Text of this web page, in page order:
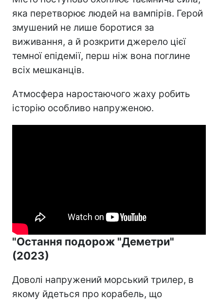
яка перетворює людей на вампірів. Герой
змушений не лише боротися за
виживання, а й розкрити джерело цієї
темної епідемії, перш ніж вона поглине
всіх мешканців.
Атмосфера наростаючого жаху робить
історію особливо напруженою.
"Остання подорож "Деметри"
(2023)
Доволі напружений морський трилер, в
якому йдеться про корабель, що